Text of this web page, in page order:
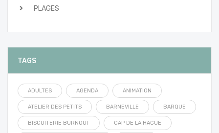
PLAGES
TAGS
ADULTES AGENDA ANIMATION
ATELIER DES PETITS BARNEVILLE BARQUE
BISCUITERIE BURNOUF CAP DE LA HAGUE